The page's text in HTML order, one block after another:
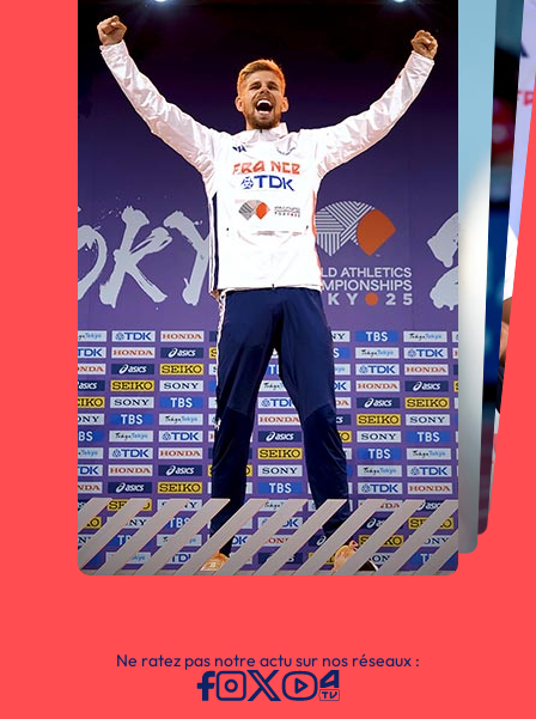
Ne ratez pas notre actu sur nos réseaux :